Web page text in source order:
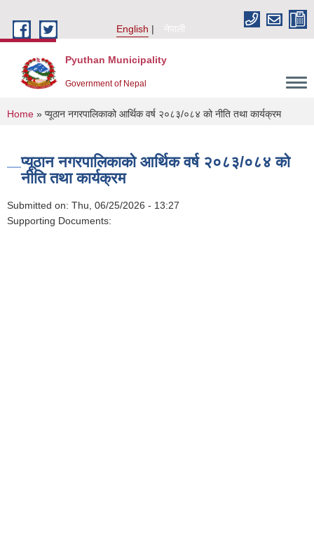
English
नेपाली
Pyuthan Municipality
Government of Nepal
You are here
Home » प्यूठान नगरपालिकाको आर्थिक वर्ष २०८३/०८४ को नीति तथा कार्यक्रम
प्यूठान नगरपालिकाको आर्थिक वर्ष २०८३/०८४ को
नीति तथा कार्यक्रम
Submitted on: Thu, 06/25/2026 - 13:27
Supporting Documents: